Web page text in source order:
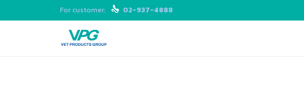
For customer:  02-937-4888